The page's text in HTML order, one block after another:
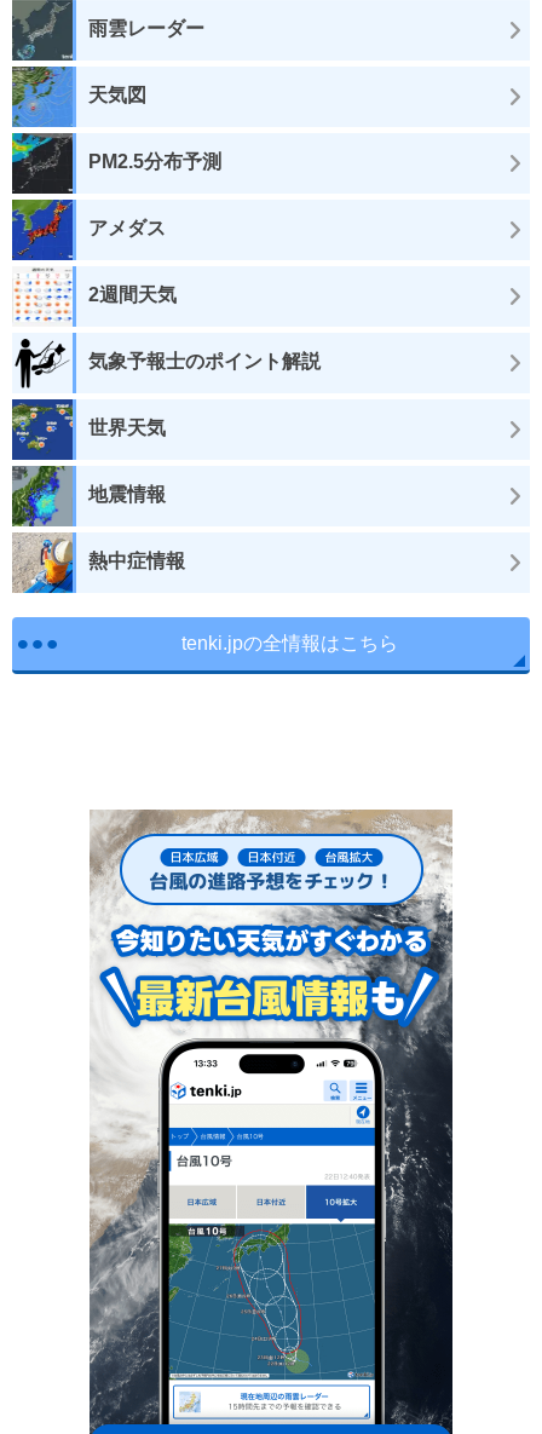
雨雲レーダー
天気図
PM2.5分布予測
アメダス
2週間天気
気象予報士のポイント解説
世界天気
地震情報
熱中症情報
tenki.jpの全情報はこちら